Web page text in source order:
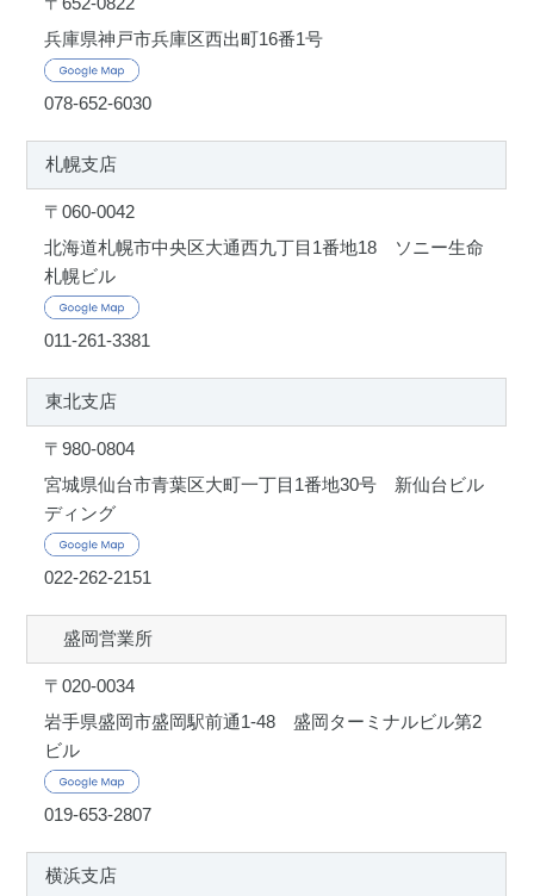
兵庫県神戸市兵庫区西出町16番1号
078-652-6030
札幌支店
〒060-0042
北海道札幌市中央区大通西九丁目1番地18 ソニー生命
札幌ビル
011-261-3381
東北支店
〒980-0804
宮城県仙台市青葉区大町一丁目1番地30号 新仙台ビル
ディング
022-262-2151
盛岡営業所
〒020-0034
岩手県盛岡市盛岡駅前通1-48 盛岡ターミナルビル第2
ビル
019-653-2807
横浜支店